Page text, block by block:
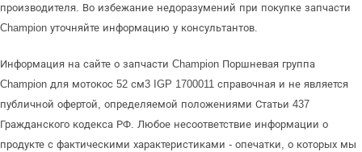
производителя. Во избежание недоразумений при покупке запчасти
Champion уточняйте информацию у консультантов.
Информация на сайте о запчасти Champion Поршневая группа
Champion для мотокос 52 см3 IGP 1700011 справочная и не является
публичной офертой, определяемой положениями Статьи 437
Гражданского кодекса РФ. Любое несоответствие информации о
продукте с фактическими характеристиками - опечатки, о которых мы